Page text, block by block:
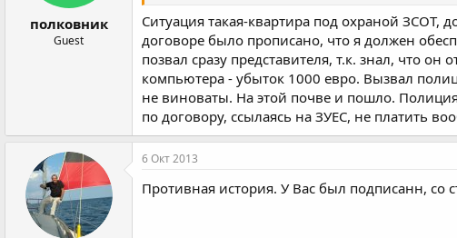
полковник
Guest
Ситуация такая-квартира под охраной ЗСОТ,
договоре было прописано, что я должен
позвал сразу представителя, т.к. знал, что
компьютера - убыток 1000 евро. Вызвал
не виноваты. На этой почве и пошло.
по договору, ссылаясь на ЗУЕС, не платить
6 Окт 2013
Противная история. У Вас был подписанн, со